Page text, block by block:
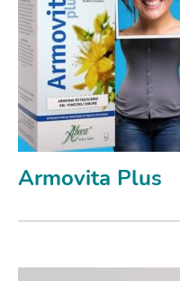
Armovita Plus